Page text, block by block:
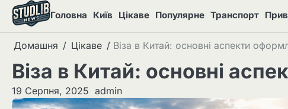
Перейти
вмісту
Головна Київ Цікаве Популярне Транспорт
Домашня Цікаве Віза в Китай: основні аспекти
Віза в Китай: основні
19 Серпня, 2025 admin